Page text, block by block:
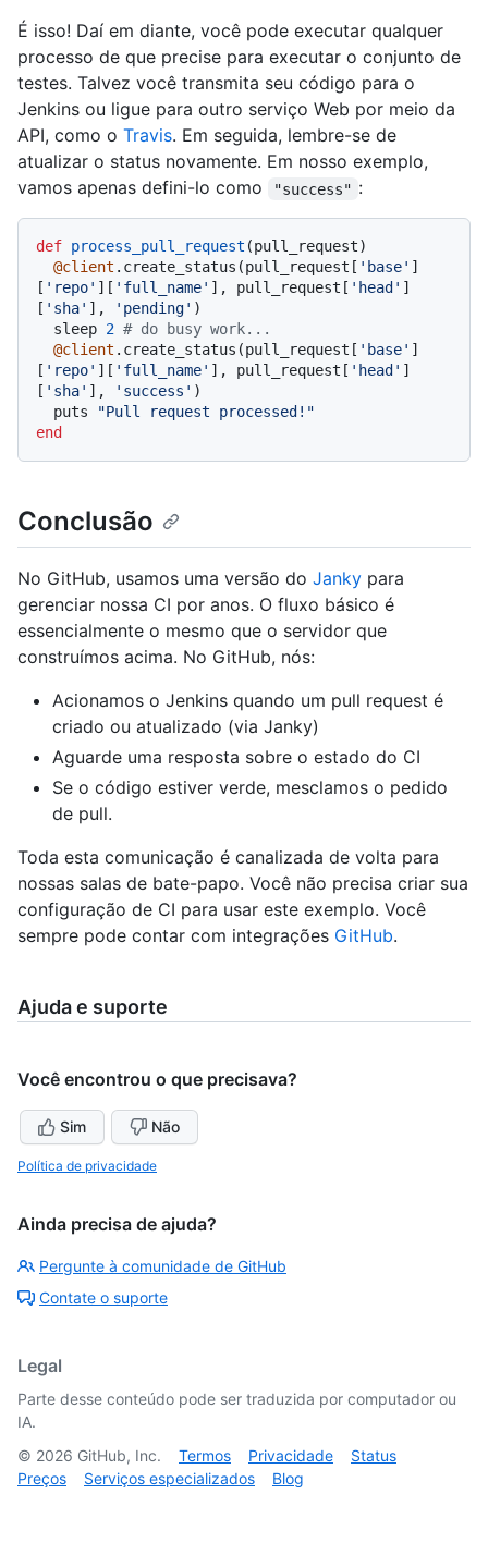
É isso! Daí em diante, você pode executar qualquer
processo de que precise para executar o conjunto de
testes. Talvez você transmita seu código para o
Jenkins ou ligue para outro serviço Web por meio da
API, como o Travis. Em seguida, lembre-se de
atualizar o status novamente. Em nosso exemplo,
vamos apenas defini-lo como
"success" :
def process_pull_request (pull_request)
@client .create_status(pull_request[ 'base' ]
[ 'repo' ][ 'full_name' ], pull_request[ 'head' ]
[ 'sha' ], 'pending' )
  sleep
2 # do busy work...
@client .create_status(pull_request[ 'base' ]
[ 'repo' ][ 'full_name' ], pull_request[ 'head' ]
[ 'sha' ], 'success' )
  puts
"Pull request processed!"
end
Conclusão
No GitHub, usamos uma versão do Janky para
gerenciar nossa CI por anos. O fluxo básico é
essencialmente o mesmo que o servidor que
construímos acima. No GitHub, nós:
Acionamos o Jenkins quando um pull request é
criado ou atualizado (via Janky)
Aguarde uma resposta sobre o estado do CI
Se o código estiver verde, mesclamos o pedido
de pull.
Toda esta comunicação é canalizada de volta para
nossas salas de bate-papo. Você não precisa criar sua
configuração de CI para usar este exemplo. Você
sempre pode contar com integrações GitHub.
Ajuda e suporte
Você encontrou o que precisava?
Sim Não
Política de privacidade
Ainda precisa de ajuda?
Pergunte à comunidade de GitHub
Contate o suporte
Legal
Parte desse conteúdo pode ser traduzida por computador ou
IA.
© 2026 GitHub, Inc. Termos Privacidade
Status
Preços
Serviços especializados Blog